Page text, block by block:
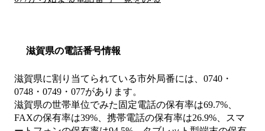
滋賀県の電話番号情報
滋賀県に割り当てられている市外局番には、0740・
0748・0749・077があります。
滋賀県の世帯単位でみた固定電話の保有率は69.7%、
FAXの保有率は39%、携帯電話の保有率は26.9%、スマ